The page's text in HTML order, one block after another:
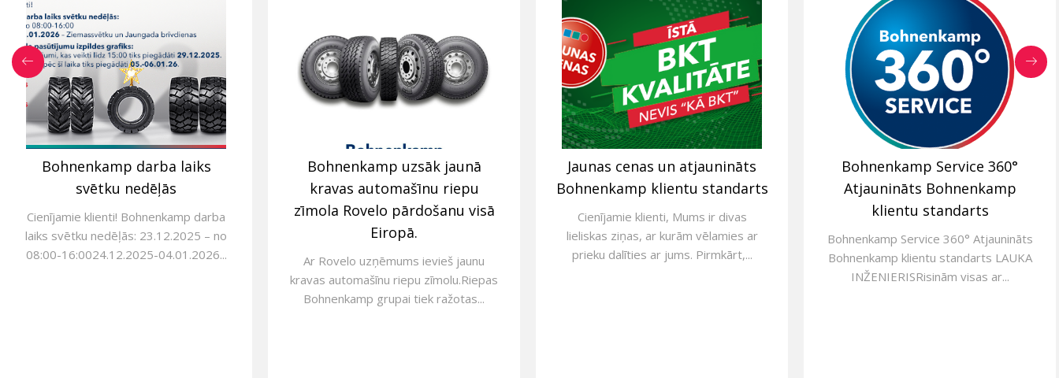
Bohnenkamp darba laiks
svētku nedēļās
Cienījamie klienti! Bohnenkamp darba
laiks svētku nedēļās: 23.12.2025 – no
08:00-16:0024.12.2025-04.01.2026...
Bohnenkamp uzsāk jaunā
kravas automašīnu riepu
zīmola Rovelo pārdošanu visā
Eiropā.
Ar Rovelo uzņēmums ievieš jaunu
kravas automašīnu riepu zīmolu.Riepas
Bohnenkamp grupai tiek ražotas...
Jaunas cenas un atjaunināts
Bohnenkamp klientu standarts
Cienījamie klienti, Mums ir divas
lieliskas ziņas, ar kurām vēlamies ar
prieku dalīties ar jums. Pirmkārt,...
Bohnenkamp Service 360°
Atjaunināts Bohnenkamp
klientu standarts
Bohnenkamp Service 360° Atjaunināts
Bohnenkamp klientu standarts LAUKA
INŽENIERISRisinām visas ar...